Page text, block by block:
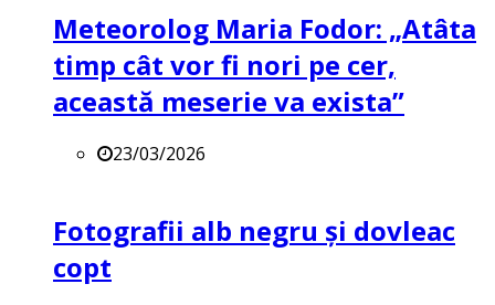
Meteorolog Maria Fodor: „Atâta
timp cât vor fi nori pe cer,
această meserie va exista”
23/03/2026
Fotografii alb negru și dovleac
copt